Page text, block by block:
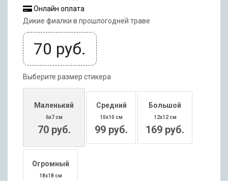
Онлайн оплата
Дикие фиалки в прошлогодней траве
70 руб.
Выберите размер стикера
Маленький
6x7 см
70 руб.
Средний
10x10 см
99 руб.
Большой
12x12 см
169 руб.
Огромный
18x18 см